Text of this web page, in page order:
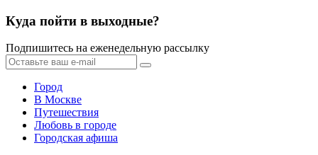
Куда пойти в выходные?
Подпишитесь на еженедельную рассылку
Город
В Москве
Путешествия
Любовь в городе
Городская афиша